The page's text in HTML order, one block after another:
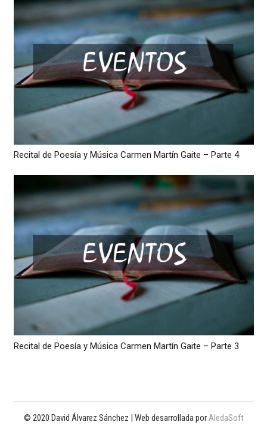
Recital de Poesía y Música Carmen Martín Gaite – Parte 4
Recital de Poesía y Música Carmen Martín Gaite – Parte 3
© 2020 David Álvarez Sánchez | Web desarrollada porAledaSoft